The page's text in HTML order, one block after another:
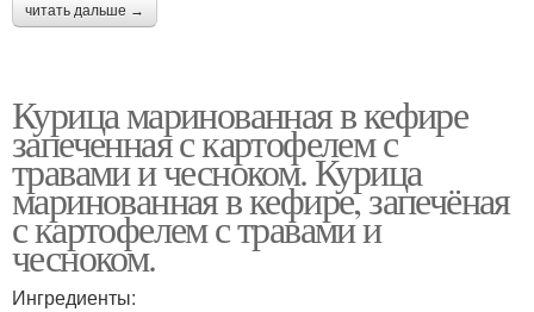
читать дальше →
Курица маринованная в кефире
запеченная с картофелем с
травами и чесноком. Курица
маринованная в кефире, запечёная
с картофелем с травами и
чесноком.
Ингредиенты: